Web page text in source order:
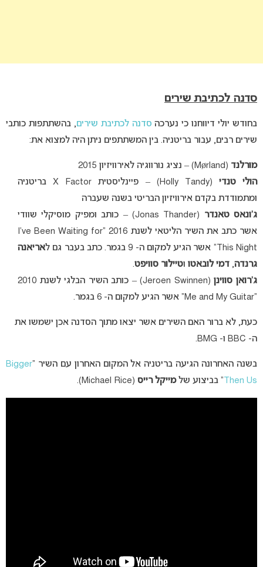
סדנה לכתיבת שירים
בחודש יולי דיווחנו כי נערכה סדנה לכתיבת שירים, בהשתתפות כותבי
שירים רבים, עבור בריטניה. בין המשתתפים ניתן היה למצוא את:
מורלנד (Mørland) – נציג נורווגיה לאירוויזיון 2015
הולי טנדי
(Holly Tandy) – פיינליסטית X Factor בריטניה
ומתמודדת בקדם אירוויזיון הבריטי בשנה שעברה
ג’ונאס טאנדר
(Jonas Thander) – כותב ומפיק מוסיקלי שוודי
אשר כתב את השיר הליטאי לשנת 2016 “I’ve Been Waiting for
This Night” אשר הגיע למקום ה- 9 בגמר. כתב בעבר גם ל
אריאנה
גרנדה, דמי לובאטו וטיילור סוויפט.
ג’רואן סווינן
(Jeroen Swinnen) – כותב השיר הבלגי לשנת 2010
“Me and My Guitar” אשר הגיע למקום ה- 6 בגמר.
כעת, לא ברור האם השירים אשר יצאו מתוך הסדנה אכן ישמשו את
ה- BBC ו- BMG.
בשנה האחרונה הגיעה בריטניה אל המקום האחרון עם השיר “Bigger
Then Us ” בביצוע שלמייקל רייס (Michael Rice).